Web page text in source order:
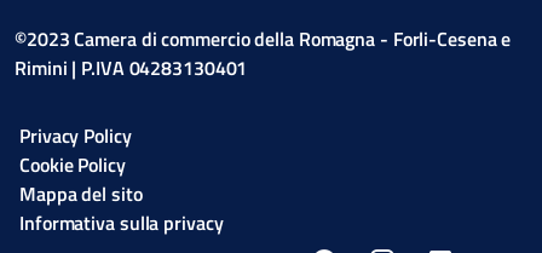
©2023 Camera di commercio della Romagna - Forli-Cesena e
Rimini | P.IVA 04283130401
Privacy Policy
Cookie Policy
Mappa del sito
Informativa sulla privacy